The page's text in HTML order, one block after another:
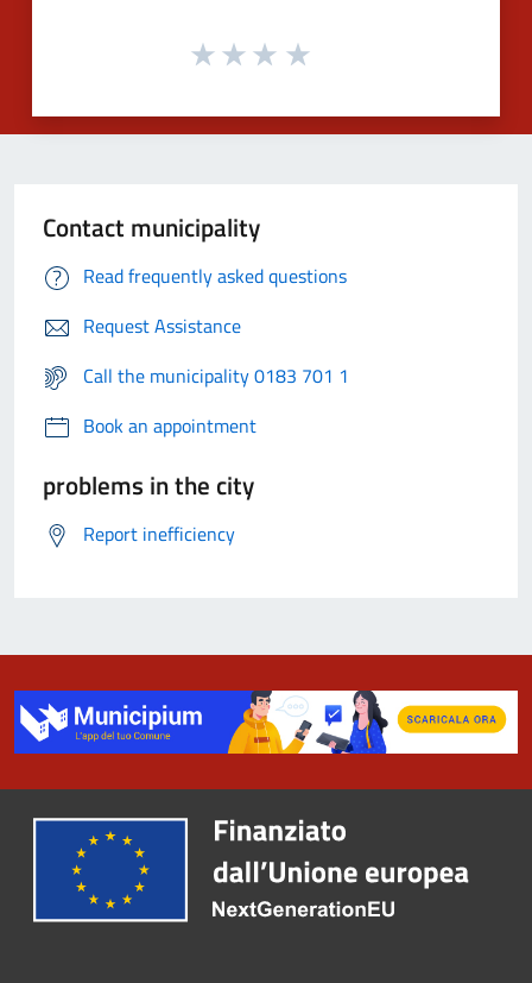
Contact municipality
Read frequently asked questions
Request Assistance
Call the municipality 0183 701 1
Book an appointment
problems in the city
Report inefficiency